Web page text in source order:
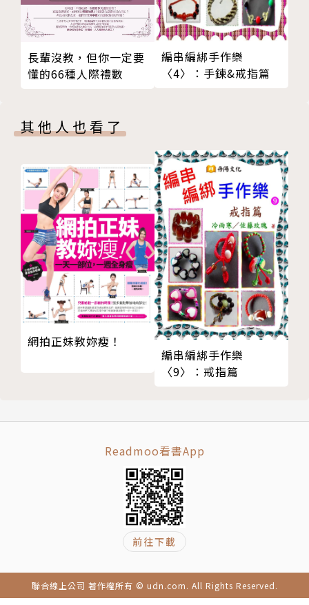
長輩沒教，但你一定要
懂的66種人際禮數
編串編綁手作樂
〈4〉：手鍊&戒指篇
其他人也看了
網拍正妹教妳瘦！
編串編綁手作樂
〈9〉：戒指篇
Readmoo看書App
前往下載
聯合線上公司 著作權所有 © udn.com. All Rights Reserved.